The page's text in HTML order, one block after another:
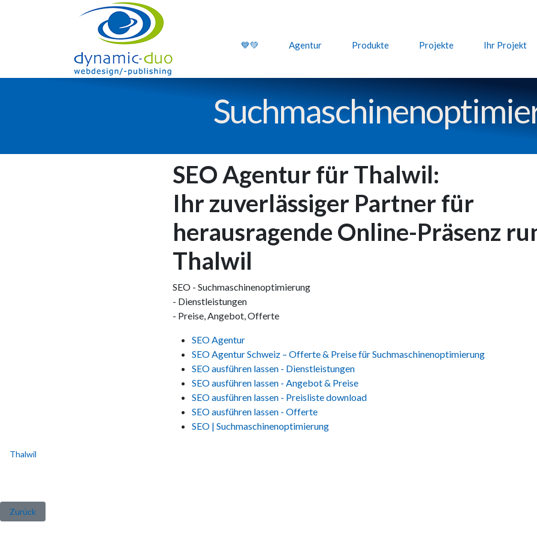
💙💚 Agentur Produkte Projekte Ihr Projekt
SEO Agentur für Thalwil:
Ihr zuverlässiger Partner für
herausragende Online-Präsenz
Thalwil
SEO - Suchmaschinenoptimierung
- Dienstleistungen
- Preise, Angebot, Offerte
SEO Agentur
SEO Agentur Schweiz – Offerte & Preise für Suchmaschinenoptimierung
SEO ausführen lassen - Dienstleistungen
SEO ausführen lassen - Angebot & Preise
SEO ausführen lassen - Preisliste download
SEO ausführen lassen - Offerte
SEO | Suchmaschinenoptimierung
Thalwil
Vorheriger Beitrag: Suchmaschinenoptimierung - SEO Agentur Horgen
Zurück